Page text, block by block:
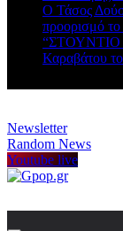
Ο Τάσος
προορισμό
“ΣΤΟΥΝΤΙΟ
Καραβάτου
Newsletter
Random News
Youtube live